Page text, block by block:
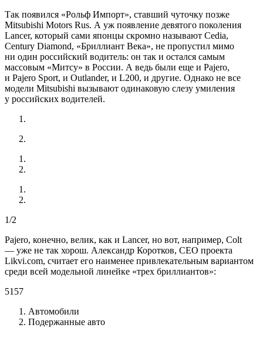
Так появился «Рольф Импорт», ставший чуточку позже
Mitsubishi Motors Rus. А уж появление девятого поколения
Lancer, который сами японцы скромно называют Cedia,
Century Diamond, «Бриллиант Века», не пропустил мимо
ни один российский водитель: он так и остался самым
массовым «Митсу» в России. А ведь были еще и Pajero,
и Pajero Sport, и Outlander, и L200, и другие. Однако не все
модели Mitsubishi вызывают одинаковую слезу умиления
у российских водителей.
1/2
Pajero, конечно, велик, как и Lancer, но вот, например, Colt
— уже не так хорош. Александр Коротков, CEO проекта
Likvi.com, считает его наименее привлекательным вариантом
среди всей модельной линейке «трех бриллиантов»:
5157
Автомобили
Подержанные авто